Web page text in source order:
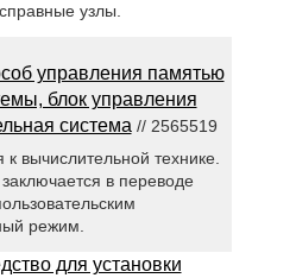
узлы.
управления памятью
блок управления
система // 2565519
к вычислительной технике.
в переводе
режим.
для установки